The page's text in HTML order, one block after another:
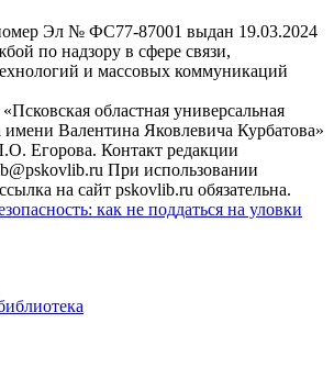
Эл № ФС77-87001 выдан 19.03.2024
по надзору в сфере связи,
и массовых коммуникаций
областная универсальная
имени Валентина Яковлевича Курбатова»
Егорова. Контакт редакции
При использовании
на сайт pskovlib.ru обязательна.
как не поддаться на уловки